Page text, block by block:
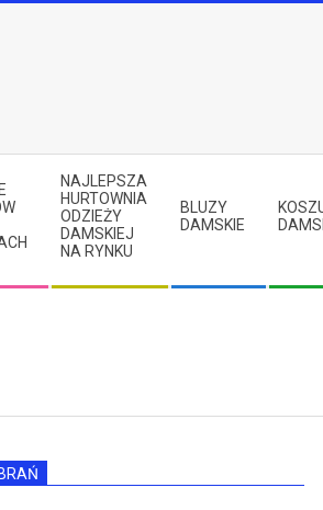
NAJLEPSZA
HURTOWNIA
ODZIEŻY
DAMSKIEJ
NA RYNKU
BLUZY
DAMSKIE